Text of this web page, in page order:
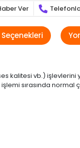
Ver
kalitesi vb.)
sırasında